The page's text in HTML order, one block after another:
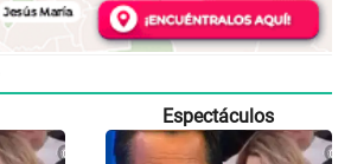
Espectáculos